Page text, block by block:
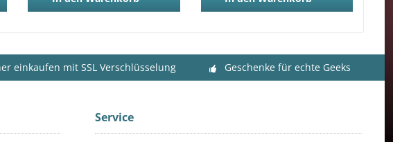
einkaufen mit SSL Verschlüsselung Geschenke für echte Geeks
Service